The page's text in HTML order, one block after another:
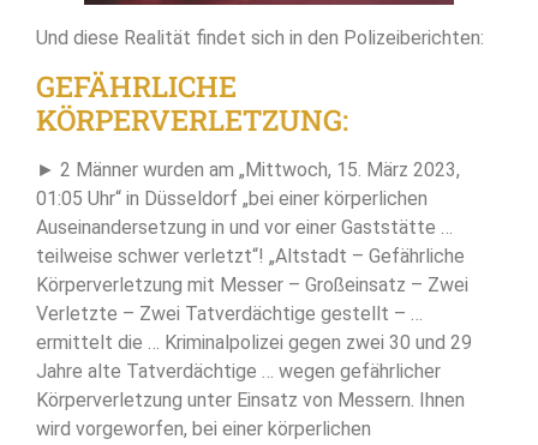
Und diese Realität findet sich in den Polizeiberichten:
GEFÄHRLICHE
KÖRPERVERLETZUNG:
► 2 Männer wurden am „Mittwoch, 15. März 2023,
01:05 Uhr“ in Düsseldorf „bei einer körperlichen
Auseinandersetzung in und vor einer Gaststätte …
teilweise schwer verletzt“! „Altstadt – Gefährliche
Körperverletzung mit Messer – Großeinsatz – Zwei
Verletzte – Zwei Tatverdächtige gestellt – …
ermittelt die … Kriminalpolizei gegen zwei 30 und 29
Jahre alte Tatverdächtige … wegen gefährlicher
Körperverletzung unter Einsatz von Messern. Ihnen
wird vorgeworfen, bei einer körperlichen